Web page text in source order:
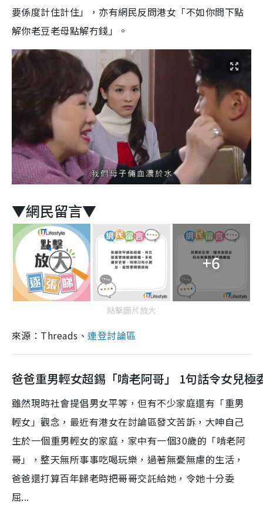
要係度計住計住」，亦有網民反問港女「不如你問下點
解你老豆老母點解冇錢」。
▼網民留言▼
+6
點擊圖片放大
來源：Threads、連登討論區
爸爸重男輕女超錫「啃老阿哥」 1句話令女兒極
雖然現時社會提倡男女平等，但有不少家庭還有「重男
輕女」觀念，最近有港女在討論區發文苦訴，大呻自己
生於一個重男輕女的家庭，家中有一個30歲的「啃老阿
哥」，整天無所事事吃喝玩樂，過著無憂無慮的生活，
爸爸還打算百年歸老時把哥哥交託給她，令她十分委
屈...